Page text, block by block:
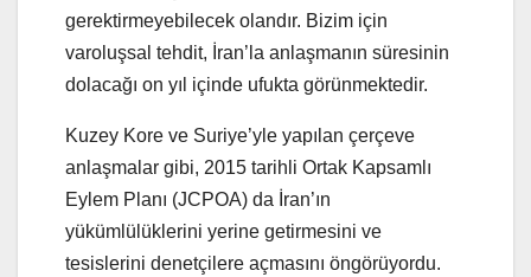
gerektirmeyebilecek olandır. Bizim için
varoluşsal tehdit, İran’la anlaşmanın süresinin
dolacağı on yıl içinde ufukta görünmektedir.
Kuzey Kore ve Suriye’yle yapılan çerçeve
anlaşmalar gibi, 2015 tarihli Ortak Kapsamlı
Eylem Planı (JCPOA) da İran’ın
yükümlülüklerini yerine getirmesini ve
tesislerini denetçilere açmasını öngörüyordu.